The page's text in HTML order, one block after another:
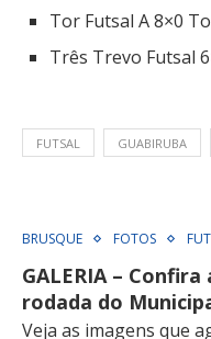
Tor Futsal A 8×0
Três Trevo Futsal
FUTSAL GUABIRUBA
BRUSQUE FOTOS
GALERIA –
rodada do
Veja as imagens que